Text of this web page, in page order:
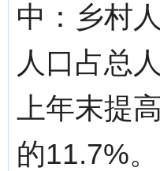
中：乡村
人口占总
上年末提
的11.7%。